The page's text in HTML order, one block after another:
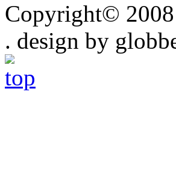
Copyright© 2008
. design by